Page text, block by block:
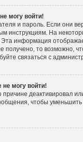
могу войти!
и пароль. Если они
инструкциям. На
Эта информация
получено, то возможно,
связаться с
не могу войти!
деактивировал
чтобы